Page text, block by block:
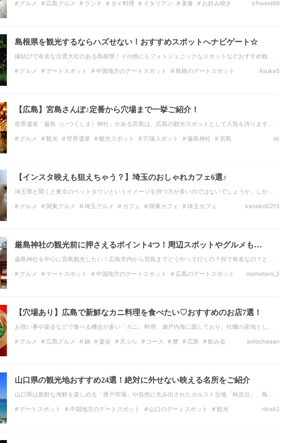
グルメ 広島グルメ ランチ タイ料理 イタリアン 美食
お好み焼き
kftwest69
島根県を観光するならハズせない！おすすめスポットへナビゲート☆
縁結びで有名な出雲大社のある島根県！その他にもフォトジェニックなスポットなどおすすめ観…
グルメ デートスポット 中国地方のデートスポット
島根のデートスポット
Asuke5
【広島】宮島さんぽ♪定番から穴場まで一挙ご紹介！
世界遺産「厳島（いつくしま）神社」がある宮島は、広島の観光スポットとして人気を誇ります…
グルメ 観光 世界遺産 観光スポット 穴場スポット 厳島神社
宮島
sk
【インスタ映えも狙えちゃう？】埼玉のおしゃれカフェ6選♪
埼玉県と聞くと東京のベットタウンというイメージを持つ方が多いのではないでしょうか。しか…
グルメ 関東グルメ 埼玉グルメ カフェ 関東カフェ
埼玉カフェ
kanako0215
厳島神社の観光前に押さえるポイント4つ！周辺スポットやグルメも…
厳島神社を中心に宮島観光したい！広島市内から宮島までどうやって行くの？何で有名なの？と…
グルメ デートスポット 中国地方のデートスポット
広島のデートスポット
momotaro_3
【穴場あり】広島で新鮮なカニ料理を食べたい♡おすすめのお店7選！
お祝い事や宴会などで食べる機会が多い「カニ」料理。瀬戸内海に面しており、牡蠣の産地とし…
グルメ 広島グルメ 鍋 宴会 天ぷら コース 蟹 広島
飲み会
aotochaaan
山口県の観光地おすすめ24選！絶対に外せない映える名所をご紹介
山口県は新鮮な海鮮を楽しめる「唐戸市場」や自然に生み出されたカルスト台地「秋吉台」、鳥…
デートスポット 中国地方のデートスポット 山口のデートスポット
観光
riko42